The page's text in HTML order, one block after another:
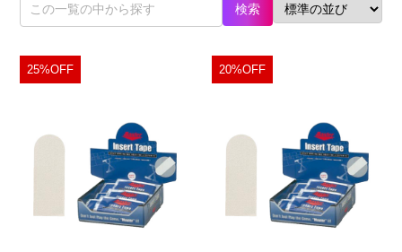
特価商品
ご利用ガイド
特定商取引法表記に
検索
25%OFF 20%OFF